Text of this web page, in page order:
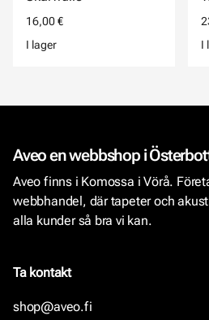
16,00 €
I lager
I
Aveo en webbshop i
Aveo finns i Komossa i Vörå.
webbhandel, där tapeter och
alla kunder så bra vi kan.
Ta kontakt
shop@aveo.fi